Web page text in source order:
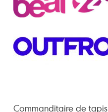
Commanditaire de tapis